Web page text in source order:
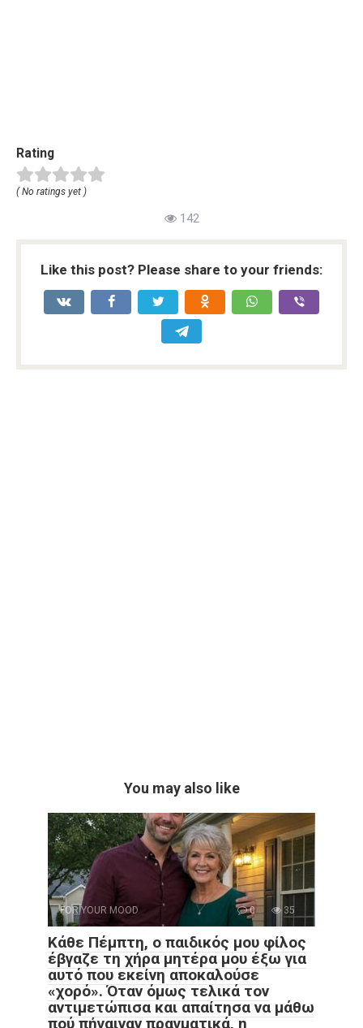
Rating
( No ratings yet )
142
Like this post? Please share to your friends:
You may also like
FOR YOUR MOOD 0 35
Κάθε Πέμπτη, ο παιδικός μου φίλος
έβγαζε τη χήρα μητέρα μου έξω για
αυτό που εκείνη αποκαλούσε
«χορό». Όταν όμως τελικά τον
αντιμετώπισα και απαίτησα να μάθω
πού πήγαιναν πραγματικά, η